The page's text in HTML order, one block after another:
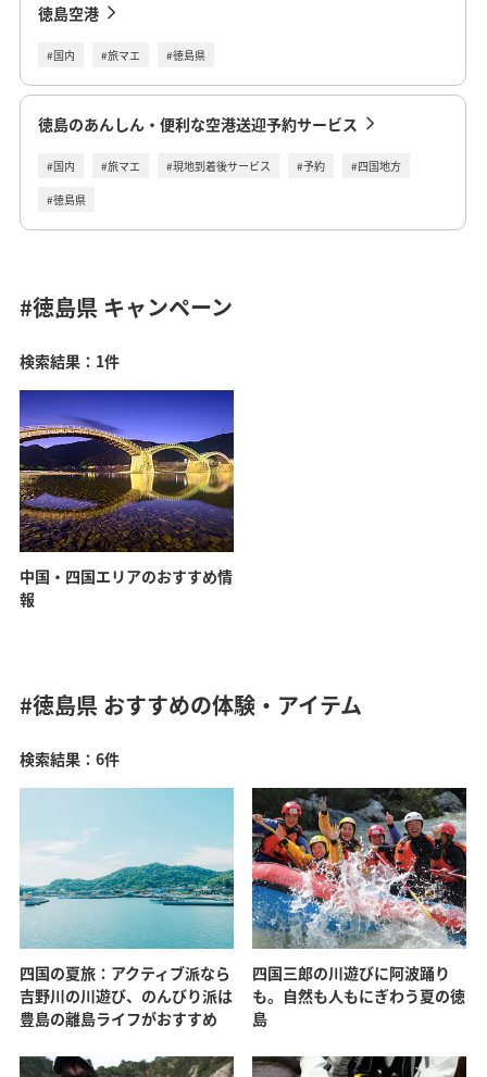
徳島空港
#国内 #旅マエ #徳島県
徳島のあんしん・便利な空港送迎予約サービス
#国内 #旅マエ #現地到着後サービス #予約 #四国地方
#徳島県
#徳島県 キャンペーン
検索結果：1件
中国・四国エリアのおすすめ情
報
#徳島県 おすすめの体験・アイテム
検索結果：6件
四国の夏旅：アクティブ派なら
吉野川の川遊び、のんびり派は
豊島の離島ライフがおすすめ
四国三郎の川遊びに阿波踊り
も。自然も人もにぎわう夏の徳
島